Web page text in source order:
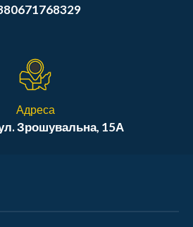
Адреса
Зрошувальна, 15А